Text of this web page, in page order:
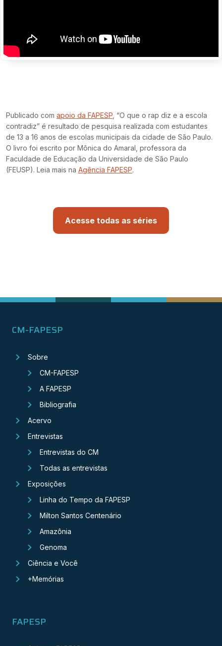
Publicado com apoio da FAPESP , “O que o rap diz e a escola
contradiz” é resultado de pesquisa realizada com estudantes
de 13 a 16 anos de escolas municipais da cidade de São Paulo.
O livro foi escrito por Mônica do Amaral, professora da
Faculdade de Educação da Universidade de São Paulo
(FEUSP). Leia mais na Agência FAPESP.
Acesse todas as séries
CM-FAPESP
Sobre
CM-FAPESP
A FAPESP
Bibliografia
Acervo
Entrevistas
Entrevistas do CM
Todas as entrevistas
Exposições
Linha do Tempo da FAPESP
Milton Santos Centenário
Amazônia
Genoma
Ciência e Você
+Memórias
FAPESP